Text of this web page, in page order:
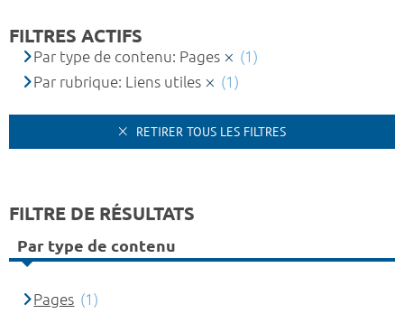
FILTRES ACTIFS
Par type de contenu: Pages
(1)
Par rubrique: Liens utiles
(1)
RETIRER TOUS LES FILTRES
FILTRE DE RÉSULTATS
Par type de contenu
Pages (1)